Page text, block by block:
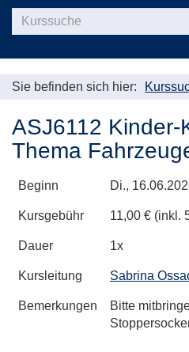
Sie befinden sich hier:
ASJ6112 Kinder-
Thema
Beginn Di.,
Kursgebühr 11,00 € (inkl.
Dauer 1x
Kursleitung Sabrina
Bemerkungen
Bitte